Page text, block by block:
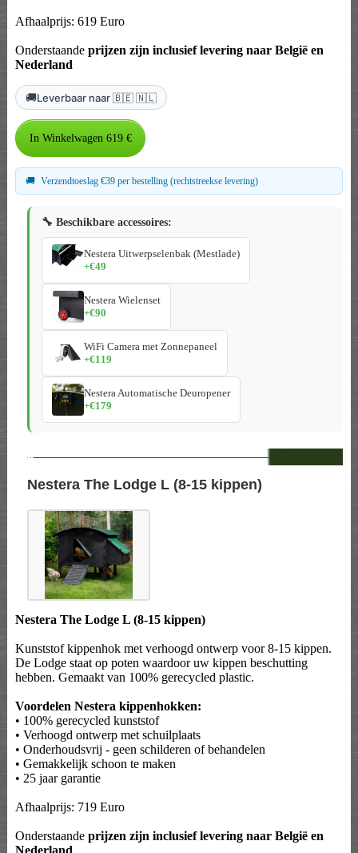
Afhaalprijs: 619 Euro
Onderstaande prijzen zijn inclusief levering naar België en
Nederland
🚚Leverbaar naar 🇧🇪 🇳🇱
🚚 Verzendtoeslag €39 per bestelling (rechtstreekse levering)
🔧 Beschikbare accessoires:
Nestera Uitwerpselenbak (Mestlade)
+€49
Nestera Wielenset
+€90
WiFi Camera met Zonnepaneel
+€119
Nestera Automatische Deuropener
+€179
--
Nestera The Lodge L (8-15 kippen)
Nestera The Lodge L (8-15 kippen)
Kunststof kippenhok met verhoogd ontwerp voor 8-15 kippen.
De Lodge staat op poten waardoor uw kippen beschutting
hebben. Gemaakt van 100% gerecycled plastic.
Voordelen Nestera kippenhokken:
• 100% gerecycled kunststof
• Verhoogd ontwerp met schuilplaats
• Onderhoudsvrij - geen schilderen of behandelen
• Gemakkelijk schoon te maken
• 25 jaar garantie
Afhaalprijs: 719 Euro
Onderstaande prijzen zijn inclusief levering naar België en
Nederland